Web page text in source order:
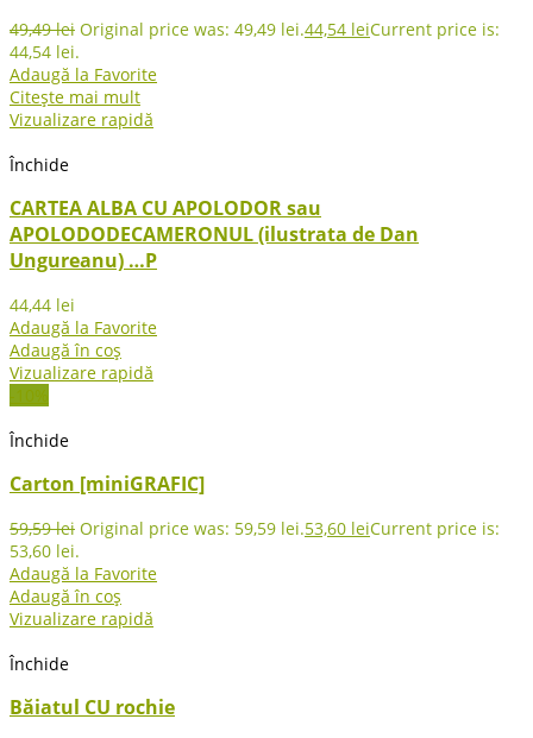
49,49lei Original price was: 49,49 lei.44,54 leiCurrent price is:
44,54 lei.
Adaugă la Favorite
Citește mai mult
Vizualizare rapidă
Închide
CARTEA ALBA CU APOLODOR sau
APOLODODECAMERONUL (ilustrata de Dan
Ungureanu) …P
44,44 lei
Adaugă la Favorite
Adaugă în coș
Vizualizare rapidă
-10%
Închide
Carton [miniGRAFIC]
59,59lei Original price was: 59,59 lei.53,60 leiCurrent price is:
53,60 lei.
Adaugă la Favorite
Adaugă în coș
Vizualizare rapidă
Închide
Băiatul CU rochie